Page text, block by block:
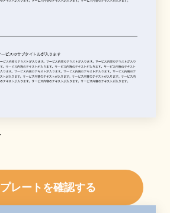
レートを確認する